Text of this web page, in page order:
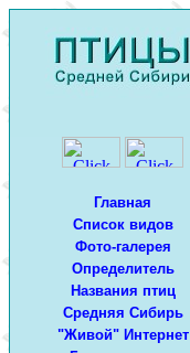
Главная
Список видов
Фото-галерея
Определитель
Названия птиц
Средняя Сибирь
"Живой" Интернет